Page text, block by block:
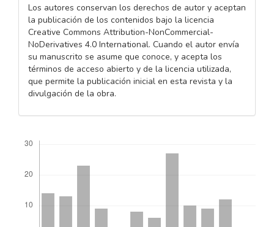
Los autores conservan los derechos de autor y aceptan
la publicación de los contenidos bajo la licencia
Creative Commons Attribution-NonCommercial-
NoDerivatives 4.0 International. Cuando el autor envía
su manuscrito se asume que conoce, y acepta los
términos de acceso abierto y de la licencia utilizada,
que permite la publicación inicial en esta revista y la
divulgación de la obra.